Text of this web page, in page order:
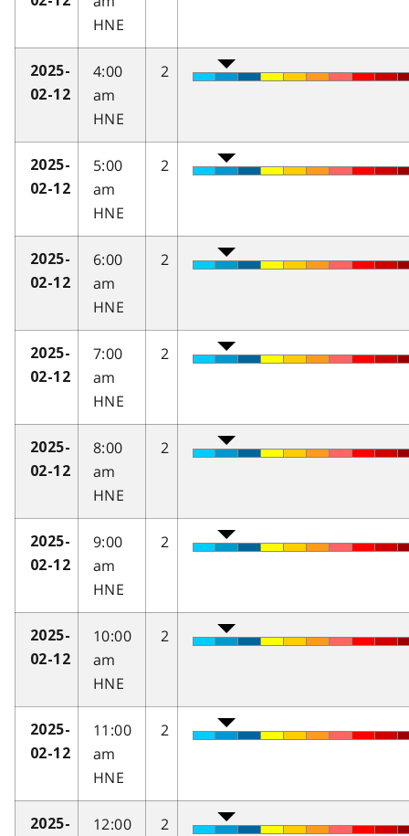
HNE
2025-
02-12
4:00
am
HNE
2
2025-
02-12
5:00
am
HNE
2
2025-
02-12
6:00
am
HNE
2
2025-
02-12
7:00
am
HNE
2
2025-
02-12
8:00
am
HNE
2
2025-
02-12
9:00
am
HNE
2
2025-
02-12
10:00
am
HNE
2
2025-
02-12
11:00
am
HNE
2
2025-
12:00
2